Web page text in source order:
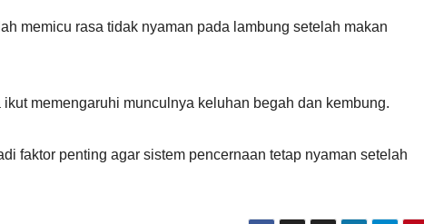
memicu rasa tidak nyaman pada lambung setelah makan
memengaruhi munculnya keluhan begah dan kembung.
faktor penting agar sistem pencernaan tetap nyaman setelah